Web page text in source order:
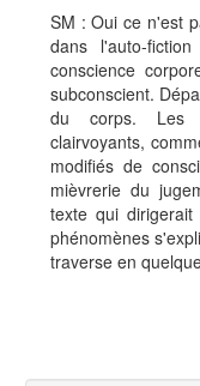
SM : Oui ce n'est
dans l'auto-
conscience
subconscient.
du corps. Les
clairvoyants,
modifiés de
mièvrerie du
texte qui
phénomènes
traverse en